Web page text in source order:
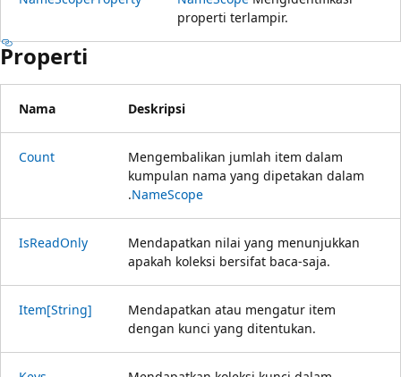
properti terlampir.
Properti
Nama Deskripsi
Count
Mengembalikan jumlah item dalam
kumpulan nama yang dipetakan dalam
.NameScope
IsReadOnly
Mendapatkan nilai yang menunjukkan
apakah koleksi bersifat baca-saja.
Item[String]
Mendapatkan atau mengatur item
dengan kunci yang ditentukan.